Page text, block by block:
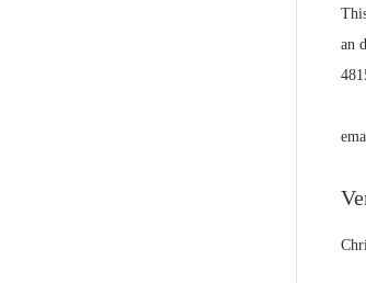
an